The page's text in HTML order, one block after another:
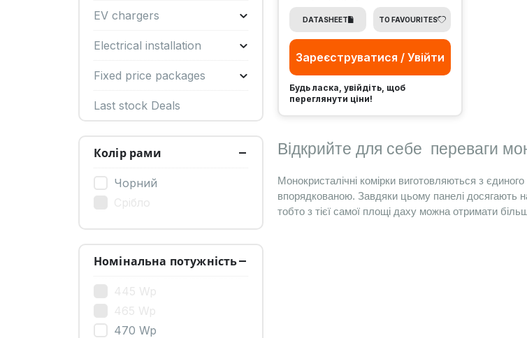
DATASHEET TO FAVOURITES
Зареєструватися / Увійти
Будь ласка, увійдіть, щоб
переглянути ціни!
Відкрийте для себе переваги
Монокристалічні комірки виготовляються з
впорядкованою. Завдяки цьому панелі досягають
тобто з тієї самої площі даху можна отримати
EV chargers
Electrical installation
Fixed price packages
Last stock Deals
Колір рами
Чорний
Срібло
Номінальна потужність
445 Wp
465 Wp
470 Wp